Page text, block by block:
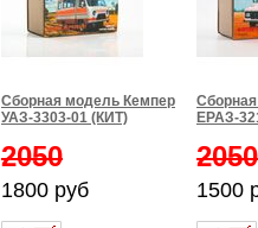
Сборная модель Кемпер
УАЗ-3303-01 (КИТ)
2050
1800 руб
ЕРАЗ-
2050
1500